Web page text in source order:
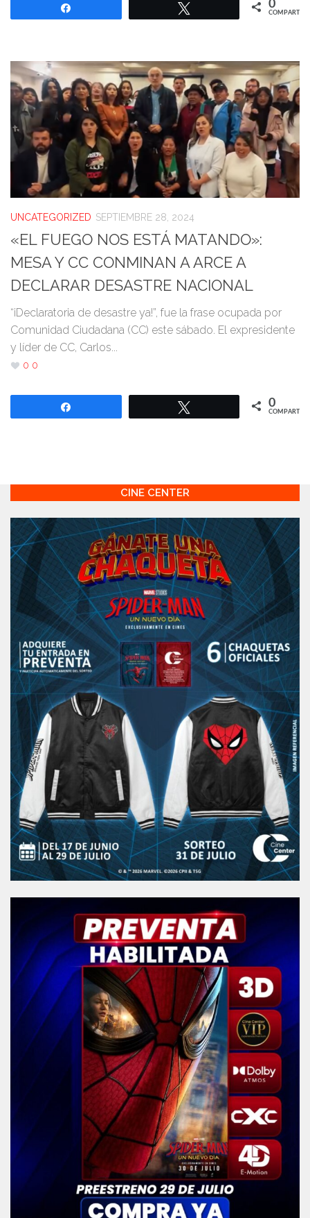
0
COMPARTIR
UNCATEGORIZED SEPTIEMBRE 28, 2024
«EL FUEGO NOS ESTÁ MATANDO»:
MESA Y CC CONMINAN A ARCE A
DECLARAR DESASTRE NACIONAL
“¡Declaratoria de desastre ya!”, fue la frase ocupada por
Comunidad Ciudadana (CC) este sábado. El expresidente
y líder de CC, Carlos...
0 0
0
COMPARTIR
CINE CENTER